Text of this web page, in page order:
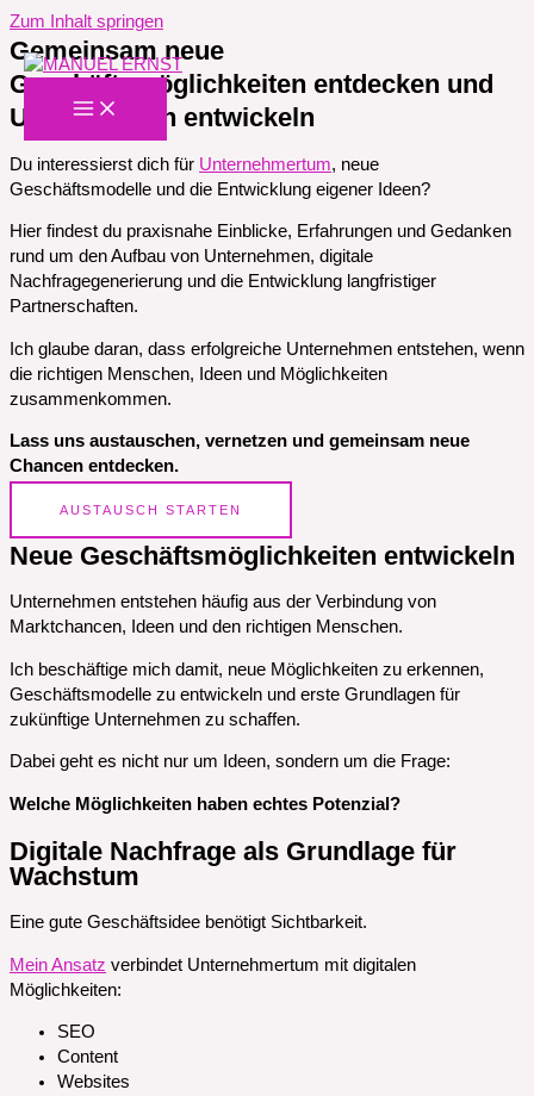
Zum Inhalt springen
Gemeinsam neue
Geschäftsmöglichkeiten entdecken und
Unternehmen entwickeln
Du interessierst dich für Unternehmertum, neue
Geschäftsmodelle und die Entwicklung eigener Ideen?
Hier findest du praxisnahe Einblicke, Erfahrungen und Gedanken
rund um den Aufbau von Unternehmen, digitale
Nachfragegenerierung und die Entwicklung langfristiger
Partnerschaften.
Ich glaube daran, dass erfolgreiche Unternehmen entstehen, wenn
die richtigen Menschen, Ideen und Möglichkeiten
zusammenkommen.
Lass uns austauschen, vernetzen und gemeinsam neue
Chancen entdecken.
AUSTAUSCH STARTEN
Neue Geschäftsmöglichkeiten entwickeln
Unternehmen entstehen häufig aus der Verbindung von
Marktchancen, Ideen und den richtigen Menschen.
Ich beschäftige mich damit, neue Möglichkeiten zu erkennen,
Geschäftsmodelle zu entwickeln und erste Grundlagen für
zukünftige Unternehmen zu schaffen.
Dabei geht es nicht nur um Ideen, sondern um die Frage:
Welche Möglichkeiten haben echtes Potenzial?
Digitale Nachfrage als Grundlage für
Wachstum
Eine gute Geschäftsidee benötigt Sichtbarkeit.
Mein Ansatz verbindet Unternehmertum mit digitalen
Möglichkeiten:
SEO
Content
Websites